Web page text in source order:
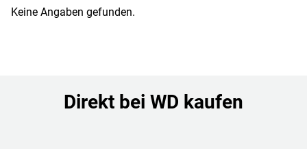
Keine Angaben gefunden.
Direkt bei WD kaufen